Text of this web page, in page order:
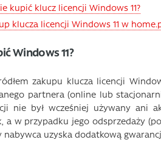
kupić klucz licencji Windows 11?
klucza licencji Windows 11 w
Windows 11?
zakupu klucza licencji
partnera (online lub
nie był wcześniej używany ani
a w przypadku jego odsprzedaży
nabywca uzyska dodatkową